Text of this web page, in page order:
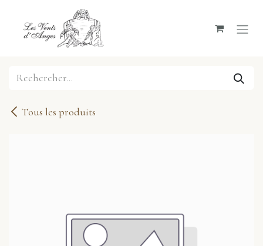
Se rendre au contenu
Tous les produits